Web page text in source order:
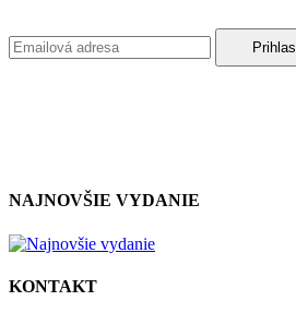
NAJNOVŠIE VYDANIE
KONTAKT